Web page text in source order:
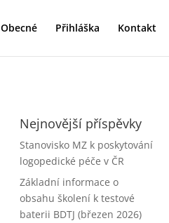
Obecné Přihláška Kontakt
Nejnovější příspěvky
Stanovisko MZ k poskytování
logopedické péče v ČR
Základní informace o
obsahu školení k testové
baterii BDTJ (březen 2026)